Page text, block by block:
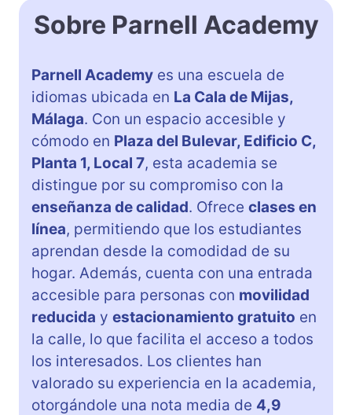
Sobre Parnell Academy
Parnell Academy es una escuela de
idiomas ubicada en La Cala de Mijas,
Málaga. Con un espacio accesible y
cómodo en Plaza del Bulevar, Edificio C,
Planta 1, Local 7, esta academia se
distingue por su compromiso con la
enseñanza de calidad. Ofrece clases en
línea, permitiendo que los estudiantes
aprendan desde la comodidad de su
hogar. Además, cuenta con una entrada
accesible para personas con movilidad
reducida y estacionamiento gratuito en
la calle, lo que facilita el acceso a todos
los interesados. Los clientes han
valorado su experiencia en la academia,
otorgándole una nota media de 4,9